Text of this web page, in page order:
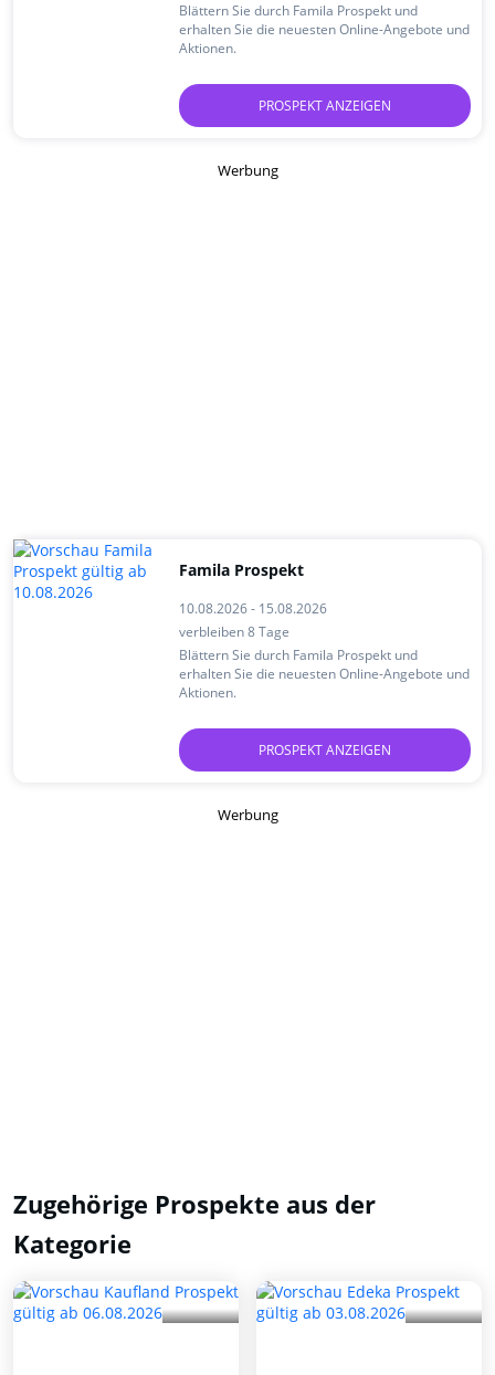
Blättern Sie durch Famila Prospekt und
erhalten Sie die neuesten Online-Angebote und
Aktionen.
PROSPEKT ANZEIGEN
Werbung
Famila Prospekt
10.08.2026 - 15.08.2026
verbleiben 8 Tage
Blättern Sie durch Famila Prospekt und
erhalten Sie die neuesten Online-Angebote und
Aktionen.
PROSPEKT ANZEIGEN
Werbung
Zugehörige Prospekte aus der
Kategorie